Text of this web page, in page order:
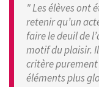
" Les élèves ont
retenir qu’un
faire le deuil de
motif du plaisir. Il
critère purement
éléments plus